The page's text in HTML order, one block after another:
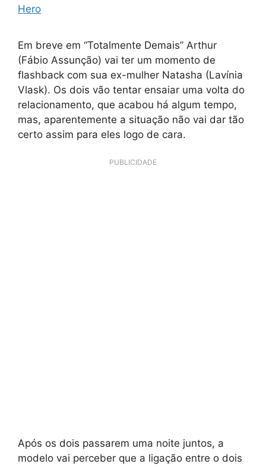
Hero
Em breve em “Totalmente Demais” Arthur
(Fábio Assunção) vai ter um momento de
flashback com sua ex-mulher Natasha (Lavínia
Vlask). Os dois vão tentar ensaiar uma volta do
relacionamento, que acabou há algum tempo,
mas, aparentemente a situação não vai dar tão
certo assim para eles logo de cara.
PUBLICIDADE
Após os dois passarem uma noite juntos, a
modelo vai perceber que a ligação entre o dois